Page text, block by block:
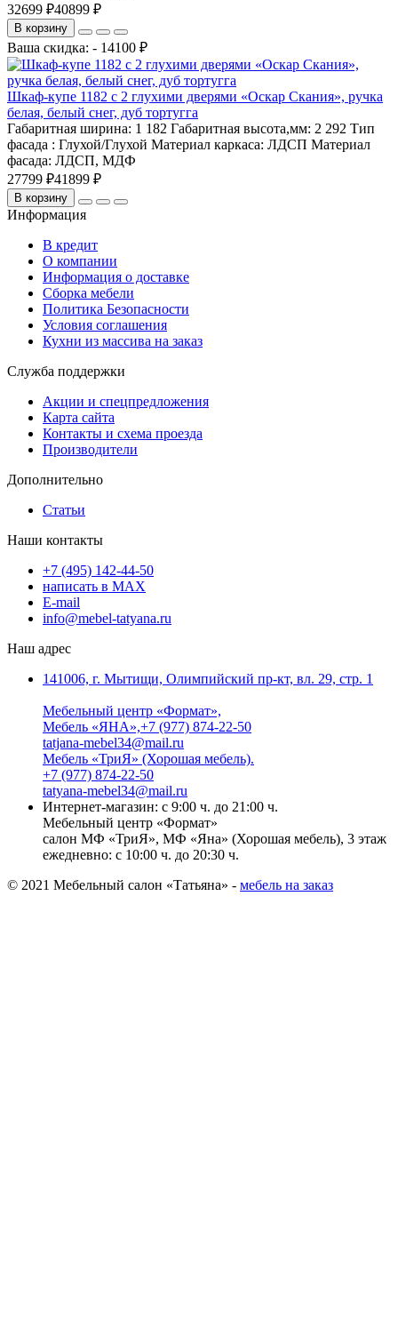
32699 ₽40899 ₽
В корзину
Ваша скидка: - 14100 ₽
Шкаф-купе 1182 с 2 глухими дверями «Оскар Скания», ручка
белая, белый снег, дуб тортугга
Габаритная ширина: 1 182 Габаритная высота,мм: 2 292 Тип
фасада : Глухой/Глухой Материал каркаса: ЛДСП Материал
фасада: ЛДСП, МДФ
27799 ₽41899 ₽
В корзину
Информация
В кредит
О компании
Информация о доставке
Сборка мебели
Политика Безопасности
Условия соглашения
Кухни из массива на заказ
Служба поддержки
Акции и спецпредложения
Карта сайта
Контакты и схема проезда
Производители
Дополнительно
Статьи
Наши контакты
+7 (495) 142-44-50
написать в МАХ
E-mail
info@mebel-tatyana.ru
Наш адрес
141006, г. Мытищи, Олимпийский пр-кт, вл. 29, стр. 1
Мебельный центр «Формат»,
Мебель «ЯНА»,+7 (977) 874-22-50
tatjana-mebel34@mail.ru
Мебель «ТриЯ» (Хорошая мебель).
+7 (977) 874-22-50
tatyana-mebel34@mail.ru
Интернет-магазин: с 9:00 ч. до 21:00 ч.
Мебельный центр «Формат»
салон МФ «ТриЯ», МФ «Яна» (Хорошая мебель), 3 этаж
ежедневно: с 10:00 ч. до 20:30 ч.
© 2021 Мебельный салон «Татьяна» - мебель на заказ